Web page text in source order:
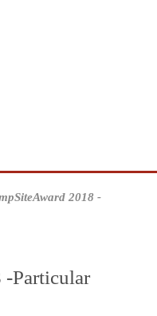
2018 -
-Particular